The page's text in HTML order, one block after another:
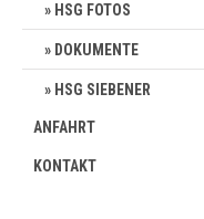
HSG FOTOS
DOKUMENTE
HSG SIEBENER
ANFAHRT
KONTAKT